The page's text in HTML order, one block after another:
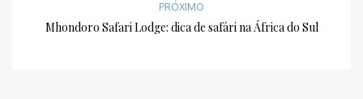
PRÓXIMO
Mhondoro Safari Lodge: dica de safári na África do Sul